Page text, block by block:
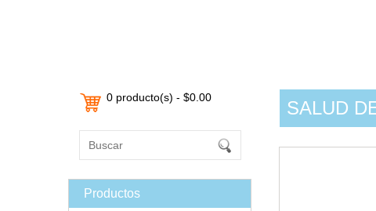
0 producto(s) - $0.00
Productos
SALUD